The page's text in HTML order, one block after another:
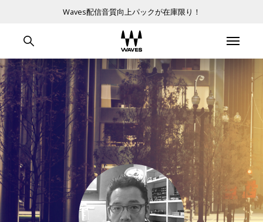
Waves配信音質向上パックが在庫限り！